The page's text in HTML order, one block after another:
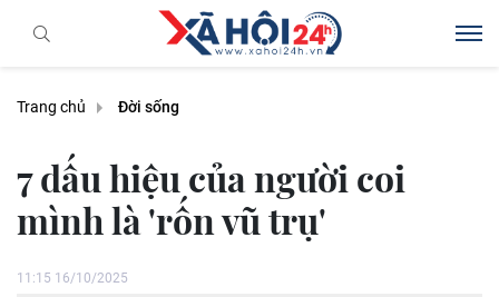
Trang chủ Đời sống
7 dấu hiệu của người coi
mình là 'rốn vũ trụ'
11:15 16/10/2025